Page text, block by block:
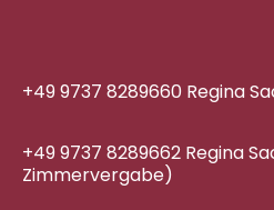
+49 9737 8289660 Regina
+49 9737 8289662 Regina
Zimmervergabe)